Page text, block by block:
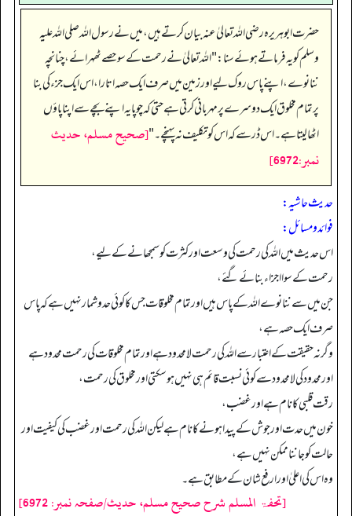
حضرت ابو ہریرہ رضی اللہ تعالیٰ عنہ بیان کرتے ہیں، میں نے رسول اللہ صلی اللہ علیہ
وسلم کو یہ فرماتے ہوئے سنا:"اللہ تعالیٰ نے رحمت کے سو حصے ٹھہرائے، چنانچہ
ننانوے، اپنے پاس روک لیے اور زمین میں صرف ایک حصہ اتارا، اس ایک جزء کی بنا
پر تمام مخلوق ایک دوسرے پر مہربانی کرتی ہے حتی کہ چوپایہ اپنے بچے سے اپنا پاؤں
اٹھالیتا ہے۔اس ڈر سے کہ اس کو تکلیف نہ پہنچے۔"[صحيح مسلم، حديث
نمبر:6972]
حدیث حاشیہ:
فوائد ومسائل:
اس حدیث میں اللہ کی رحمت کی وسعت اور کثرت کو سمجھانے کے لیے،
رحمت کے سوااجزاء بنائے گئے،
جن میں سے ننانوے اللہ کے پاس ہیں اور تمام مخلوقات جس کا کوئی حدوشمار نہیں ہے کہ پاس
صرف ایک حصہ ہے،
وگرنہ حقیقت کے اعتبارسے اللہ کی رحمت لامحدود ہے اور تمام مخلوقات کی رحمت محدود ہے
اور محدود کی لامحدود سے کوئی نسبت قائم ہی نہیں ہو سکتی اور مخلوق کی رحمت،
رقت قلبی کا نام ہے اور غضب،
خون میں حدت اور جوش کے پیدا ہونے کانام ہے لیکن اللہ کی رحمت اور غضب کی کیفیت اور
حالت کو جاننا ممکن نہیں ہے،
وہ اس کی اعلیٰ اور ارفع شان کے مطابق ہے۔
[تحفۃ المسلم شرح صحیح مسلم، حدیث/صفحہ نمبر: 6972]